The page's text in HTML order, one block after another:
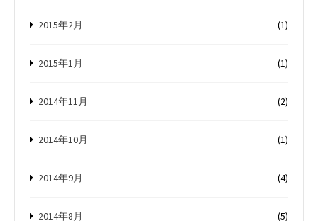
2015年2月 (1)
2015年1月 (1)
2014年11月 (2)
2014年10月 (1)
2014年9月 (4)
2014年8月 (5)